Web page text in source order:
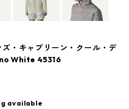
・キャプリーン・クール・デ
White 45316
available